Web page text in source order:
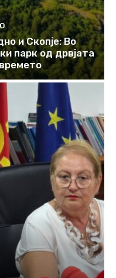
и Скопје: Во
парк од дрвјата